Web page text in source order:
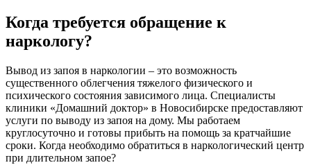
Когда требуется обращение к
наркологу?
Вывод из запоя в наркологии – это возможность
существенного облегчения тяжелого физического и
психического состояния зависимого лица. Специалисты
клиники «Домашний доктор» в Новосибирске предоставляют
услуги по выводу из запоя на дому. Мы работаем
круглосуточно и готовы прибыть на помощь за кратчайшие
сроки. Когда необходимо обратиться в наркологический центр
при длительном запое?